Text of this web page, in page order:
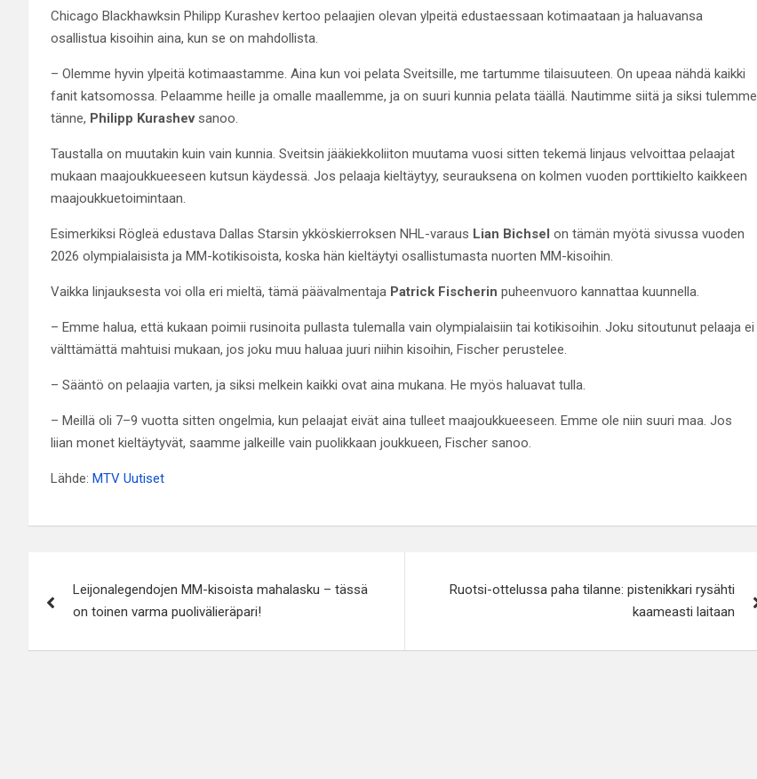
Chicago Blackhawksin Philipp Kurashev kertoo pelaajien olevan ylpeitä edustaessaan kotimaataan ja haluavansa
osallistua kisoihin aina, kun se on mahdollista.
– Olemme hyvin ylpeitä kotimaastamme. Aina kun voi pelata Sveitsille, me tartumme tilaisuuteen. On upeaa nähdä kaikki
fanit katsomossa. Pelaamme heille ja omalle maallemme, ja on suuri kunnia pelata täällä. Nautimme siitä ja siksi tulemme
tänne, Philipp Kurashevsanoo.
Taustalla on muutakin kuin vain kunnia. Sveitsin jääkiekkoliiton muutama vuosi sitten tekemä linjaus velvoittaa pelaajat
mukaan maajoukkueeseen kutsun käydessä. Jos pelaaja kieltäytyy, seurauksena on kolmen vuoden porttikielto kaikkeen
maajoukkuetoimintaan.
Esimerkiksi Rögleä edustava Dallas Starsin ykköskierroksen NHL-varaus Lian Bichsel on tämän myötä sivussa vuoden
2026 olympialaisista ja MM-kotikisoista, koska hän kieltäytyi osallistumasta nuorten MM-kisoihin.
Vaikka linjauksesta voi olla eri mieltä, tämä päävalmentaja Patrick Fischerin puheenvuoro kannattaa kuunnella.
– Emme halua, että kukaan poimii rusinoita pullasta tulemalla vain olympialaisiin tai kotikisoihin. Joku sitoutunut pelaaja ei
välttämättä mahtuisi mukaan, jos joku muu haluaa juuri niihin kisoihin, Fischer perustelee.
– Sääntö on pelaajia varten, ja siksi melkein kaikki ovat aina mukana. He myös haluavat tulla.
– Meillä oli 7–9 vuotta sitten ongelmia, kun pelaajat eivät aina tulleet maajoukkueeseen. Emme ole niin suuri maa. Jos
liian monet kieltäytyvät, saamme jalkeille vain puolikkaan joukkueen, Fischer sanoo.
Lähde: MTV Uutiset
selaus
Leijonalegendojen MM-kisoista mahalasku – tässä
on toinen varma puolivälieräpari!
Ruotsi-ottelussa paha tilanne: pistenikkari rysähti
kaameasti laitaan